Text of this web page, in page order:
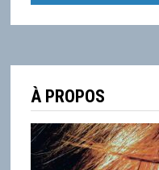
À PROPOS